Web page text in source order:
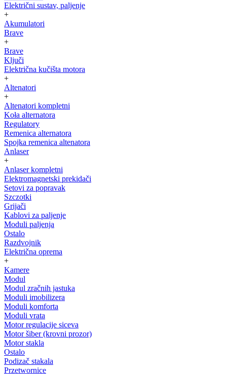
Električni sustav, paljenje
+
Akumulatori
Brave
+
Brave
Ključi
Električna kučišta motora
+
Altenatori
+
Altenatori kompletni
Koła alternatora
Regulatory
Remenica alternatora
Spojka remenica altenatora
Anlaser
+
Anlaser kompletni
Elektromagnetski prekidači
Setovi za popravak
Szczotki
Grijači
Kablovi za paljenje
Moduli paljenja
Ostalo
Razdvojnik
Električna oprema
+
Kamere
Modul
Modul zračnih jastuka
Moduli imobilizera
Moduli komforta
Moduli vrata
Motor regulacije siceva
Motor šiber (krovni prozor)
Motor stakla
Ostalo
Podizač stakala
Przetwornice